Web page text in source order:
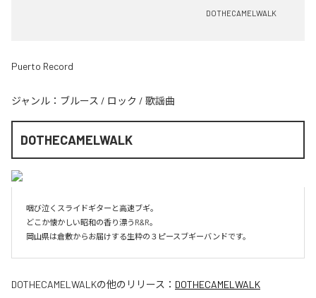
DOTHECAMELWALK
Puerto Record
ジャンル： ブルース / ロック / 歌謡曲
DOTHECAMELWALK
咽び泣くスライドギターと高速ブギ。
どこか懐かしい昭和の香り漂うR&R。
岡山県は倉敷からお届けする生粋の３ピースブギーバンドです。
DOTHECAMELWALKの他のリリース： DOTHECAMELWALK